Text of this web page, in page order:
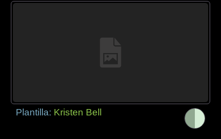
Plantilla: Kristen Bell